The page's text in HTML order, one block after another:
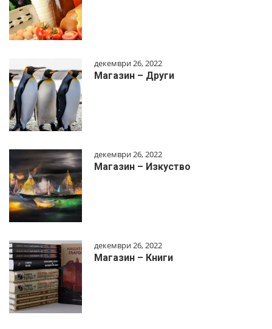
декември 26, 2022
Магазин – Други
декември 26, 2022
Магазин – Изкуство
декември 26, 2022
Магазин – Книги